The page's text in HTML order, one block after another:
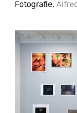
Fotografie,